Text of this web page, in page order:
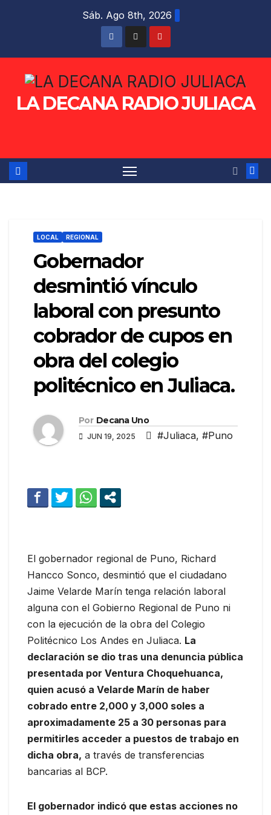
Sáb. Ago 8th, 2026
LA DECANA RADIO JULIACA
LOCAL REGIONAL
Gobernador
desmintió vínculo
laboral con presunto
cobrador de cupos en
obra del colegio
politécnico en Juliaca.
Por Decana Uno
JUN 19, 2025 #Juliaca, #Puno
El gobernador regional de Puno, Richard
Hancco Sonco, desmintió que el ciudadano
Jaime Velarde Marín tenga relación laboral
alguna con el Gobierno Regional de Puno ni
con la ejecución de la obra del Colegio
Politécnico Los Andes en Juliaca. La
declaración se dio tras una denuncia pública
presentada por Ventura Choquehuanca,
quien acusó a Velarde Marín de haber
cobrado entre 2,000 y 3,000 soles a
aproximadamente 25 a 30 personas para
permitirles acceder a puestos de trabajo en
dicha obra, a través de transferencias
bancarias al BCP.
El gobernador indicó que estas acciones no